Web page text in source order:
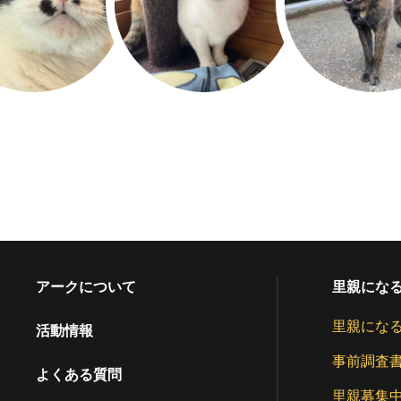
アークについて
活動情報
よくある質問
里親にな
里親にな
事前調査
里親募集